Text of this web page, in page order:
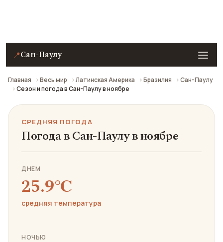
📍Сан-Паулу
Главная Весь мир Латинская Америка Бразилия
Сан-Паулу
Сезон и погода в Сан-Паулу в ноябре
СРЕДНЯЯ ПОГОДА
Погода в Сан-Паулу в ноябре
ДНЕМ
25.9℃
средняя температура
НОЧЬЮ